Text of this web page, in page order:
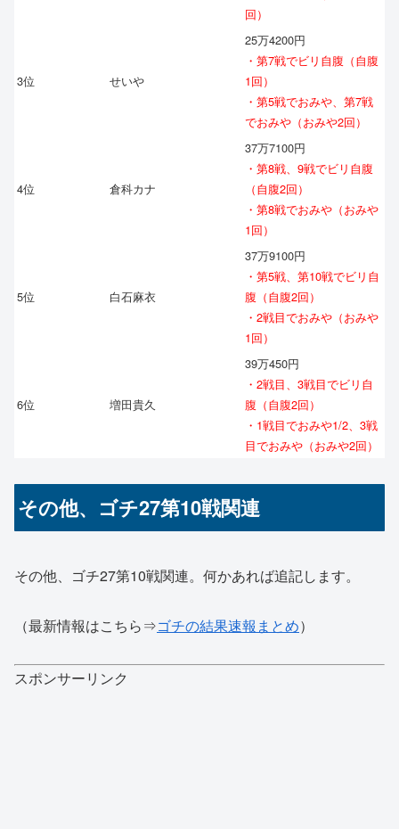
回）
3位 せいや
25万4200円
・第7戦でビリ自腹（自腹
1回）
・第5戦でおみや、第7戦
でおみや（おみや2回）
4位 倉科カナ
37万7100円
・第8戦、9戦でビリ自腹
（自腹2回）
・第8戦でおみや（おみや
1回）
5位 白石麻衣
37万9100円
・第5戦、第10戦でビリ自
腹（自腹2回）
・2戦目でおみや（おみや
1回）
6位 増田貴久
39万450円
・2戦目、3戦目でビリ自
腹（自腹2回）
・1戦目でおみや1/2、3戦
目でおみや（おみや2回）
その他、ゴチ27第10戦関連
その他、ゴチ27第10戦関連。何かあれば追記します。
（最新情報はこちら⇒ゴチの結果速報まとめ）
スポンサーリンク